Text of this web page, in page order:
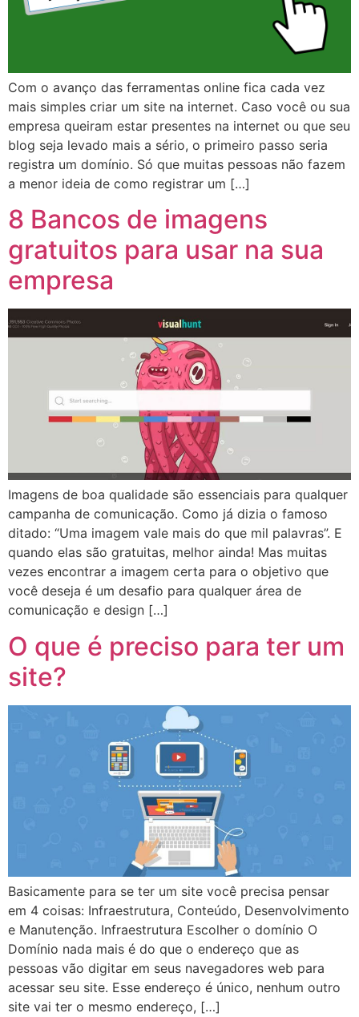
Com o avanço das ferramentas online fica cada vez
mais simples criar um site na internet. Caso você ou sua
empresa queiram estar presentes na internet ou que seu
blog seja levado mais a sério, o primeiro passo seria
registra um domínio. Só que muitas pessoas não fazem
a menor ideia de como registrar um […]
8 Bancos de imagens
gratuitos para usar na sua
empresa
Imagens de boa qualidade são essenciais para qualquer
campanha de comunicação. Como já dizia o famoso
ditado: “Uma imagem vale mais do que mil palavras”. E
quando elas são gratuitas, melhor ainda! Mas muitas
vezes encontrar a imagem certa para o objetivo que
você deseja é um desafio para qualquer área de
comunicação e design […]
O que é preciso para ter um
site?
Basicamente para se ter um site você precisa pensar
em 4 coisas: Infraestrutura, Conteúdo, Desenvolvimento
e Manutenção. Infraestrutura Escolher o domínio O
Domínio nada mais é do que o endereço que as
pessoas vão digitar em seus navegadores web para
acessar seu site. Esse endereço é único, nenhum outro
site vai ter o mesmo endereço, […]